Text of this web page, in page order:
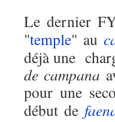
Le dernier
"temple" au
déjà une
de campana
pour une
début de